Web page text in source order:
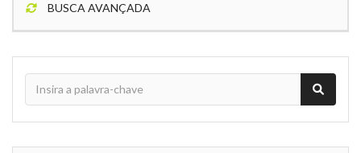
BUSCA AVANÇADA